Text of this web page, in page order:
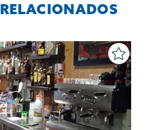
RELACIONADOS